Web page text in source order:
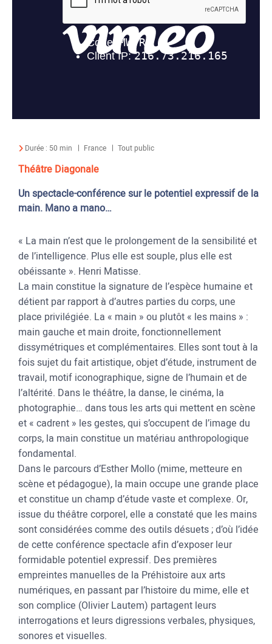
Durée : 50 min France Tout public
Théâtre Diagonale
Un spectacle-conférence sur le potentiel expressif de la
main. Mano a mano…
« La main n’est que le prolongement de la sensibilité et
de l’intelligence. Plus elle est souple, plus elle est
obéissante ». Henri Matisse.
La main constitue la signature de l’espèce humaine et
détient par rapport à d’autres parties du corps, une
place privilégiée. La « main » ou plutôt « les mains » :
main gauche et main droite, fonctionnellement
dissymétriques et complémentaires. Elles sont tout à la
fois sujet du fait artistique, objet d’étude, instrument de
travail, motif iconographique, signe de l’humain et de
l’altérité. Dans le théâtre, la danse, le cinéma, la
photographie… dans tous les arts qui mettent en scène
et « cadrent » les gestes, qui s’occupent de l’image du
corps, la main constitue un matériau anthropologique
fondamental.
Dans le parcours d’Esther Mollo (mime, metteure en
scène et pédagogue), la main occupe une grande place
et constitue un champ d’étude vaste et complexe. Or,
issue du théâtre corporel, elle a constaté que les mains
sont considérées comme des outils désuets ; d’où l’idée
de cette conférence spectacle afin d’exposer leur
formidable potentiel expressif. Des premières
empreintes manuelles de la Préhistoire aux arts
numériques, en passant par l’histoire du mime, elle et
son complice (Olivier Lautem) partagent leurs
interrogations et leurs digressions verbales, physiques,
sonores et visuelles.